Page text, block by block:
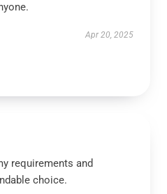
Apr 20, 2025
requirements and
choice.